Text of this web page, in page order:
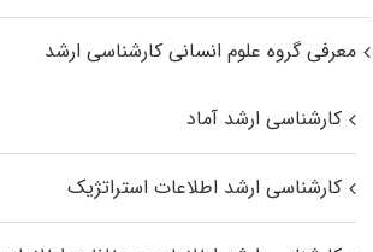
معرفی گروه علوم انسانی کارشناسی ارشد
کارشناسی ارشد آماد
کارشناسی ارشد اطلاعات استراتژیک